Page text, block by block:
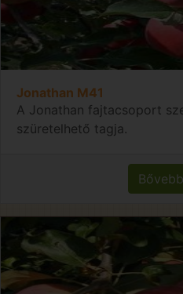
Jonathan M41
A Jonathan fajtacsoport
szüretelhető tagja.